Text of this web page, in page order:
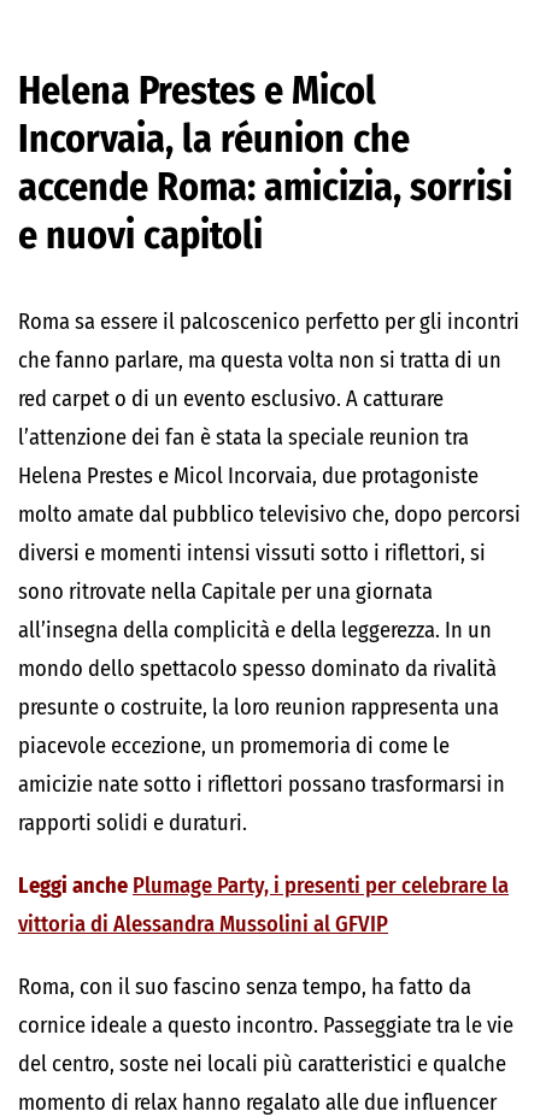
Helena Prestes e Micol
Incorvaia, la réunion che
accende Roma: amicizia, sorrisi
e nuovi capitoli
Roma sa essere il palcoscenico perfetto per gli incontri
che fanno parlare, ma questa volta non si tratta di un
red carpet o di un evento esclusivo. A catturare
l’attenzione dei fan è stata la speciale reunion tra
Helena Prestes e Micol Incorvaia, due protagoniste
molto amate dal pubblico televisivo che, dopo percorsi
diversi e momenti intensi vissuti sotto i riflettori, si
sono ritrovate nella Capitale per una giornata
all’insegna della complicità e della leggerezza. In un
mondo dello spettacolo spesso dominato da rivalità
presunte o costruite, la loro reunion rappresenta una
piacevole eccezione, un promemoria di come le
amicizie nate sotto i riflettori possano trasformarsi in
rapporti solidi e duraturi.
Leggi anche Plumage Party, i presenti per celebrare la
vittoria di Alessandra Mussolini al GFVIP
Roma, con il suo fascino senza tempo, ha fatto da
cornice ideale a questo incontro. Passeggiate tra le vie
del centro, soste nei locali più caratteristici e qualche
momento di relax hanno regalato alle due influencer